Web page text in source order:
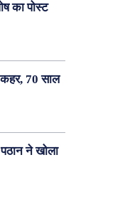
का पोस्ट
कहर, 70 साल
ने खोला